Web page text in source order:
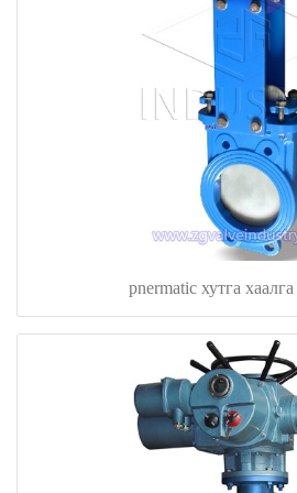
pnermatic хутга